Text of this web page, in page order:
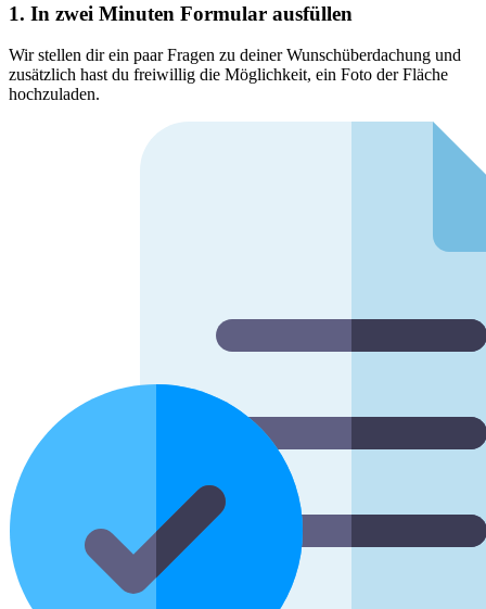
1. In zwei Minuten Formular ausfüllen
Wir stellen dir ein paar Fragen zu deiner Wunschüberdachung und
zusätzlich hast du freiwillig die Möglichkeit, ein Foto der Fläche
hochzuladen.